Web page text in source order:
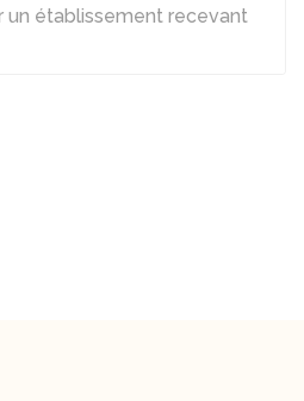
un établissement recevant